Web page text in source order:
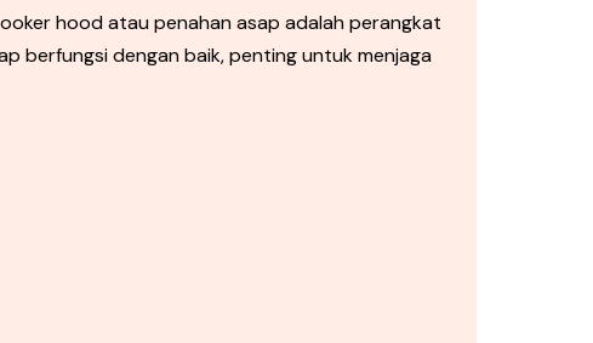
hood atau penahan asap adalah perangkat
berfungsi dengan baik, penting untuk menjaga